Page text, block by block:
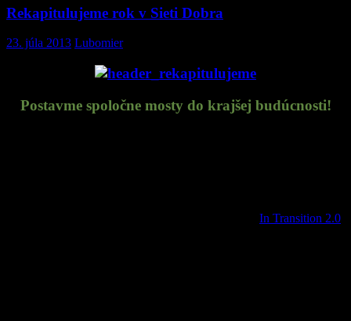
Rekapitulujeme rok v Sieti Dobra
23. júla 2013 Lubomier
Postavme spoločne mosty do krajšej budúcnosti!
In Transition 2.0